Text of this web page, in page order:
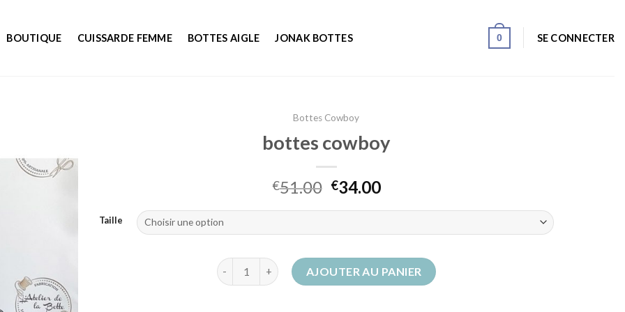
BOUTIQUE CUISSARDE FEMME BOTTES AIGLE JONAK BOTTES 0 SE CONNECTER
Bottes Cowboy
bottes cowboy
€51.00 €34.00
Taille
quantité de bottes cowboyAJOUTER AU PANIER